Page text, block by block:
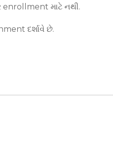
enrollment માટે નથી.
દર્શાવે છે.